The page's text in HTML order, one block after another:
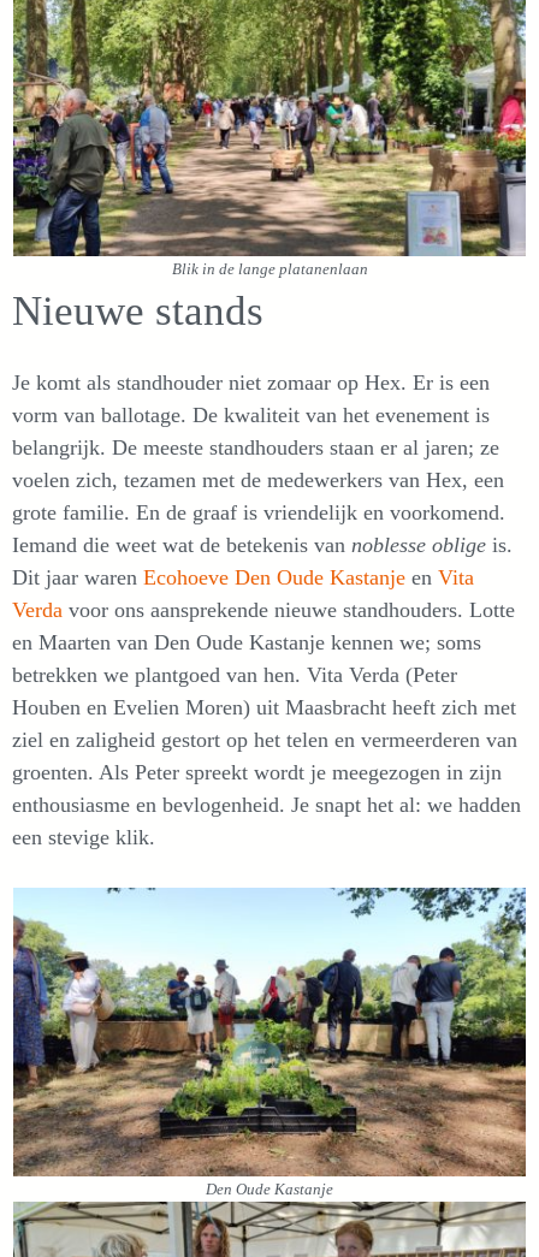
Blik in de lange platanenlaan
Nieuwe stands
Je komt als standhouder niet zomaar op Hex. Er is een
vorm van ballotage. De kwaliteit van het evenement is
belangrijk. De meeste standhouders staan er al jaren; ze
voelen zich, tezamen met de medewerkers van Hex, een
grote familie. En de graaf is vriendelijk en voorkomend.
Iemand die weet wat de betekenis van noblesse oblige is.
Dit jaar waren Ecohoeve Den Oude Kastanje en Vita
Verda voor ons aansprekende nieuwe standhouders. Lotte
en Maarten van Den Oude Kastanje kennen we; soms
betrekken we plantgoed van hen. Vita Verda (Peter
Houben en Evelien Moren) uit Maasbracht heeft zich met
ziel en zaligheid gestort op het telen en vermeerderen van
groenten. Als Peter spreekt wordt je meegezogen in zijn
enthousiasme en bevlogenheid. Je snapt het al: we hadden
een stevige klik.
Den Oude Kastanje